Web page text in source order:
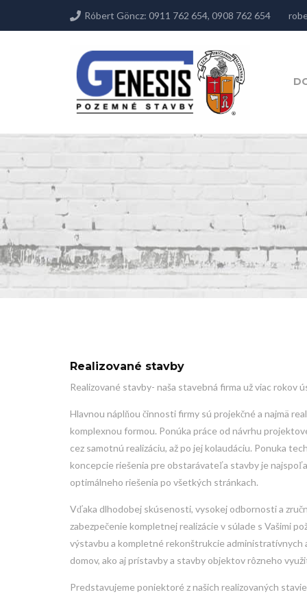
Róbert Göncz: 0911 762 654, 0908 762 654
Realizované stavby
Realizované stavby- naša stavebná firma už viac
Hlavnou náplňou činnosti firmy sú projekčné a najmä
komplexnou formou. Ponúka práce od návrhu
cez samotnú realizáciu, až po jej kolaudáciu. Ponuka
koncepcie riešenia pre obstarávateľa stavby je
optimálneho riešenia po všetkých stránkach.
Vďaka dlhodobej skúsenosti, vysokej odbornosti a
zabezpečenie kompletnej realizácie v súlade s Vašimi
výstavbu a kompletné rekonštrukcie
domov, ako aj prístavby a stavby objektov rôzneho
Predstavujeme poniektoré z našich realizovaných